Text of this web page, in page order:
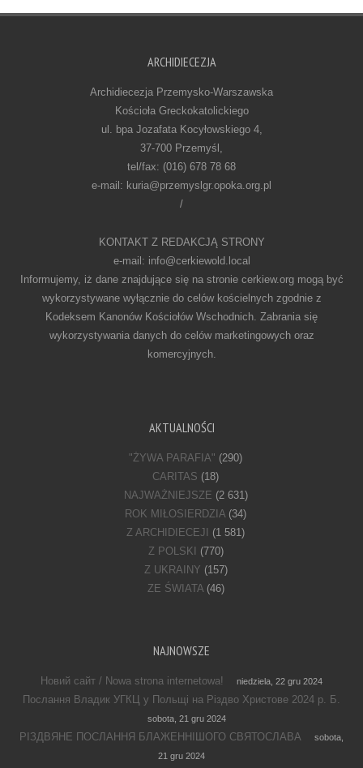
ARCHIDIECEZJA
Archidiecezja Przemysko-Warszawska
Kościoła Greckokatolickiego
ul. bpa Jozafata Kocyłowskiego 4,
37-700 Przemyśl,
tel/fax: (016) 678 78 68
e-mail: kuria@przemyslgr.opoka.org.pl
/
KONTAKT Z REDAKCJĄ STRONY
e-mail: info@cerkiewold.local
Informujemy, iż dane znajdujące się na stronie cerkiew.org mogą być
wykorzystywane wyłącznie do celów kościelnych zgodnie z
Kodeksem Kanonów Kościołów Wschodnich. Zabrania się
wykorzystywania danych do celów marketingowych oraz
komercyjnych.
AKTUALNOŚCI
"ŻYWA PARAFIA" (290)
CARITAS (18)
NAJWAŻNIEJSZE (2 631)
ROK MIŁOSIERDZIA(34)
Z ARCHIDIECEJI
(1 581)
Z POLSKI
(770)
Z UKRAINY (157)
ZE ŚWIATA(46)
NAJNOWSZE
Новий сайт / Nowa strona internetowa! niedziela, 22 gru 2024
Послання Владик УГКЦ у Польщі на Різдво Христове 2024 р. Б.
sobota, 21 gru 2024
РІЗДВЯНЕ ПОСЛАННЯ БЛАЖЕННІШОГО СВЯТОСЛАВА
sobota,
21 gru 2024